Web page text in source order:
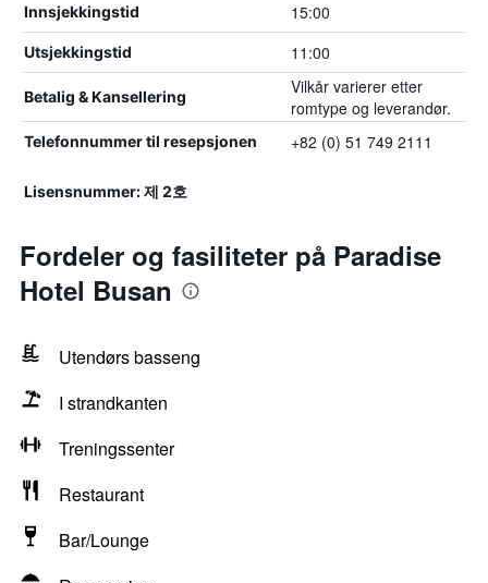
Innsjekkingstid 15:00
Utsjekkingstid 11:00
Betalig & Kansellering
Vilkår varierer etter
romtype og leverandør.
Telefonnummer til resepsjonen +82 (0) 51 749 2111
Lisensnummer: 제 2호
Fordeler og fasiliteter på Paradise
Hotel Busan
Utendørs basseng
I strandkanten
Treningssenter
Restaurant
Bar/Lounge